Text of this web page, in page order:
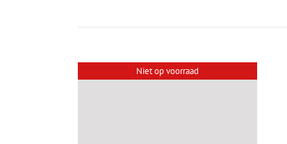
Niet op voorraad